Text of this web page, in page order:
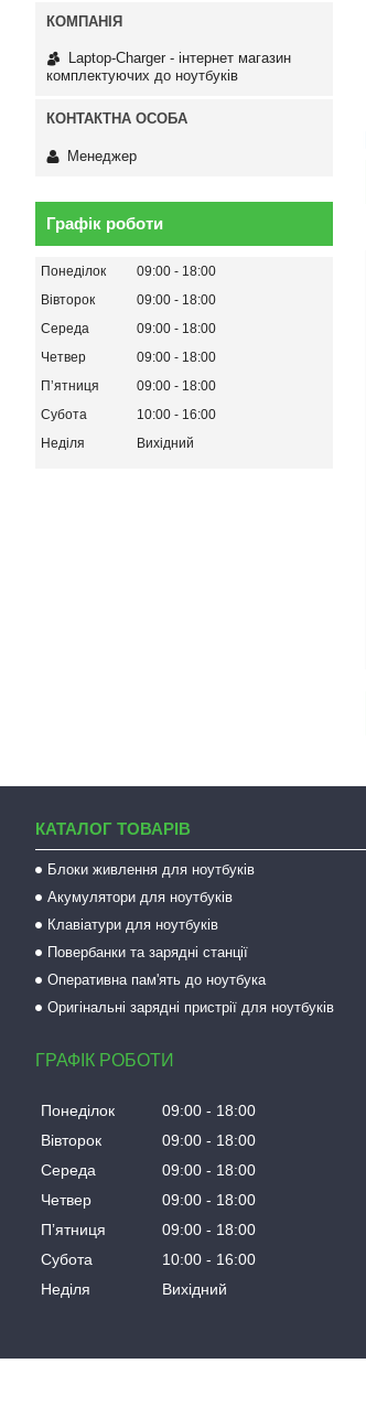
Laptop-Charger - інтернет магазин
комплектуючих до ноутбуків
Менеджер
Графік роботи
Понеділок 09:00
18:00
Вівторок
09:00
18:00
Середа
09:00
18:00
Четвер
09:00
18:00
Пʼятниця
09:00
18:00
Субота
10:00
16:00
Неділя
Вихідний
КАТАЛОГ ТОВАРІВ
Блоки живлення для ноутбуків
Акумулятори для ноутбуків
Клавіатури для ноутбуків
Повербанки та зарядні станції
Оперативна пам'ять до ноутбука
Оригінальні зарядні пристрії для ноутбуків
ГРАФІК РОБОТИ
Понеділок 09:00
18:00
Вівторок
09:00
18:00
Середа
09:00
18:00
Четвер
09:00
18:00
Пʼятниця
09:00
18:00
Субота
10:00
16:00
Неділя
Вихідний